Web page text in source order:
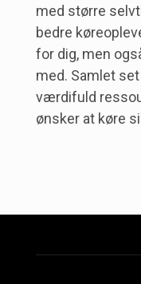
med større
bedre
for dig, men
med. Samlet
værdifuld
ønsker at køre